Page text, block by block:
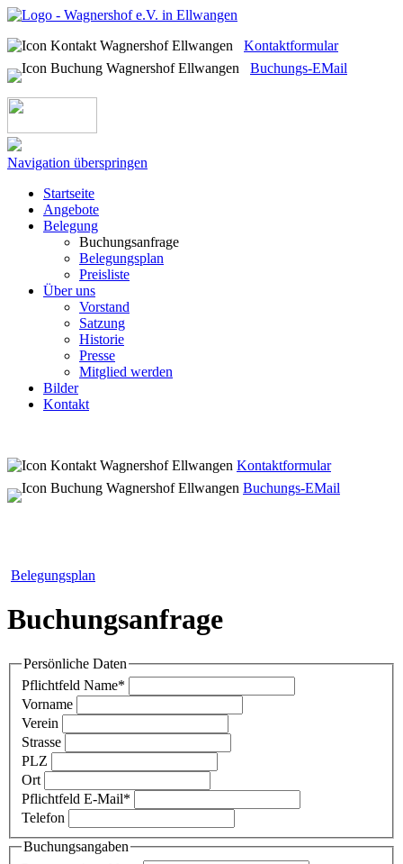
Kontaktformular
Buchungs-EMail
Navigation überspringen
Startseite
Angebote
Belegung
Buchungsanfrage
Belegungsplan
Preisliste
Über uns
Vorstand
Satzung
Historie
Presse
Mitglied werden
Bilder
Kontakt
Kontaktformular
Buchungs-EMail
Belegungsplan
Buchungsanfrage
Persönliche Daten
Pflichtfeld Name*
Vorname
Verein
Strasse
PLZ
Ort
Pflichtfeld E-Mail*
Telefon
Buchungsangaben